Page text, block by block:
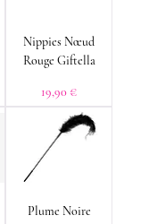
Nippies Nœud
Rouge Giftella
Prix
19,90 €
Plume Noire